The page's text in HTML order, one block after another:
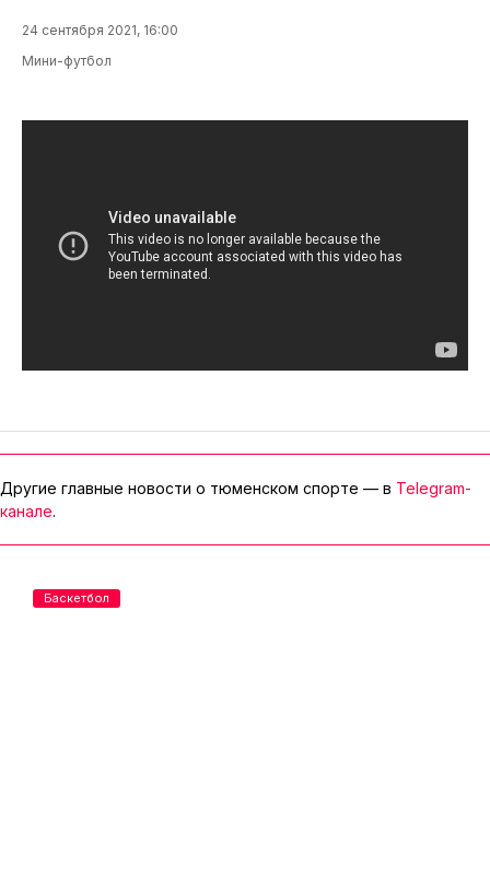
24 сентября 2021, 16:00
Мини-футбол
Другие главные новости о тюменском спорте — в Telegram-
канале.
Баскетбол